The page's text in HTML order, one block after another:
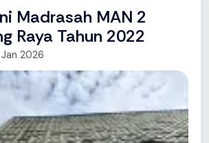
Madrasah MAN 2
Raya Tahun 2022
2026